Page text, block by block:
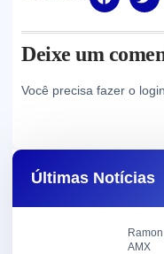
Deixe um
Você precisa fazer o login
Últimas Notícias
AMX